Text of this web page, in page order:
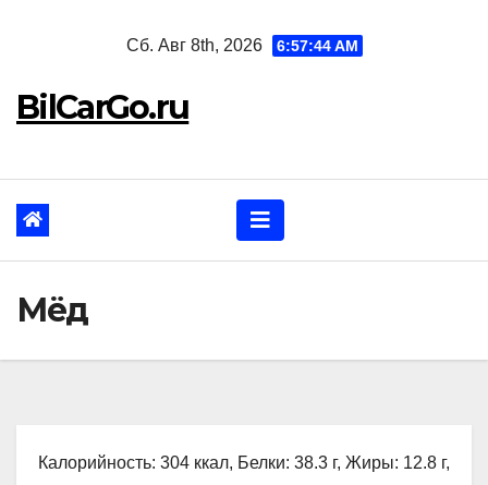
Сб. Авг 8th, 2026 6:57:46 AM
BilCarGo.ru
Мёд
Калорийность: 304 ккал, Белки: 38.3 г, Жиры: 12.8 г,